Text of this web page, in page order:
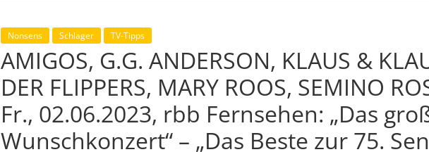
Nonsens Schlager TV-Tipps
AMIGOS, G.G. ANDERSON, KLAUS &
DER FLIPPERS, MARY ROOS, SEMINO
Fr., 02.06.2023, rbb Fernsehen: „Das
Wunschkonzert“ – „Das Beste zur 75.